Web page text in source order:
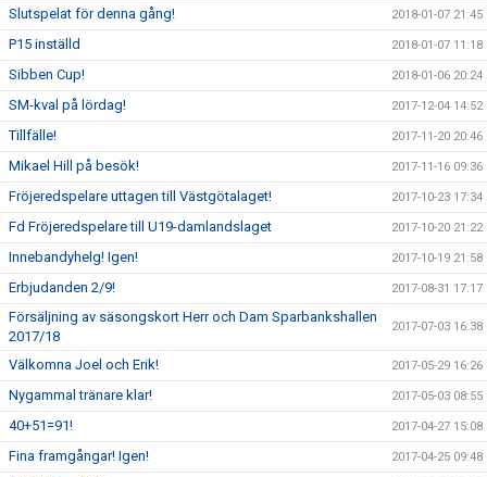
Slutspelat för denna gång! 2018-01-07 21:45
P15 inställd 2018-01-07 11:18
Sibben Cup! 2018-01-06 20:24
SM-kval på lördag! 2017-12-04 14:52
Tillfälle! 2017-11-20 20:46
Mikael Hill på besök! 2017-11-16 09:36
Fröjeredspelare uttagen till Västgötalaget! 2017-10-23 17:34
Fd Fröjeredspelare till U19-damlandslaget 2017-10-20 21:22
Innebandyhelg! Igen! 2017-10-19 21:58
Erbjudanden 2/9! 2017-08-31 17:17
Försäljning av säsongskort Herr och Dam Sparbankshallen
2017/18
2017-07-03 16:38
Välkomna Joel och Erik! 2017-05-29 16:26
Nygammal tränare klar! 2017-05-03 08:55
40+51=91! 2017-04-27 15:08
Fina framgångar! Igen! 2017-04-25 09:48